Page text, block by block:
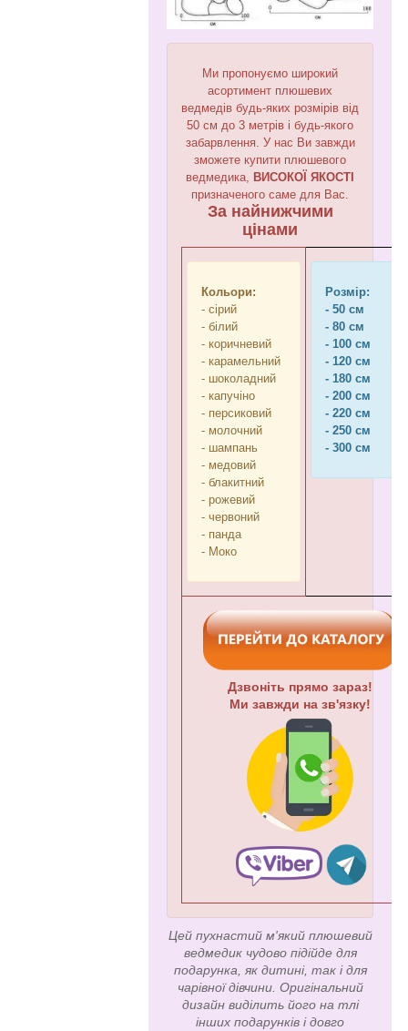
Ми пропонуємо широкий
асортимент плюшевих
ведмедів будь-яких розмірів від
50 см до 3 метрів і будь-якого
забарвлення. У нас Ви завжди
зможете купити плюшевого
ведмедика, ВИСОКОЇ ЯКОСТІ
призначеного саме для Вас.
За найнижчими
цінами
Кольори:
- сірий
- білий
- коричневий
- карамельний
- шоколадний
- капучіно
- персиковий
- молочний
- шампань
- медовий
- блакитний
- рожевий
- червоний
- панда
- Моко
Розмір:
- 50 см
- 80 см
- 100 см
- 120 см
- 180 см
- 200 см
- 220 см
- 250 см
- 300 см
Дзвоніть прямо зараз!
Ми завжди на зв'язку!
Цей пухнастий м'який плюшевий
ведмедик чудово підійде для
подарунка, як дитині, так і для
чарівної дівчини. Оригінальний
дизайн виділить його на тлі
інших подарунків і довго